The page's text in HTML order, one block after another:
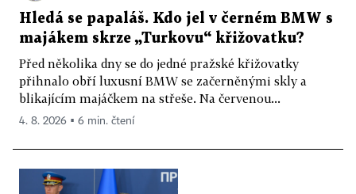
Hledá se papaláš. Kdo jel v černém BMW s
majákem skrze „Turkovu“ křižovatku?
Před několika dny se do jedné pražské křižovatky
přihnalo obří luxusní BMW se začerněnými skly a
blikajícím majáčkem na střeše. Na červenou...
4. 8. 2026 ▪ 6 min. čtení